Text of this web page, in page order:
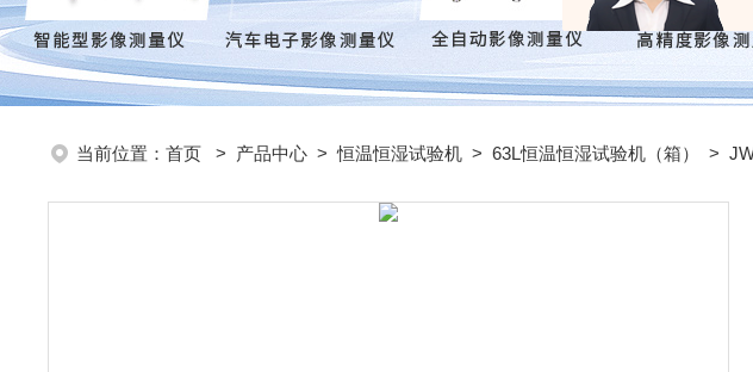
当前位置： 首页 > 产品中心 >恒温恒湿试验机 > 63L恒温恒湿试验机（箱） >